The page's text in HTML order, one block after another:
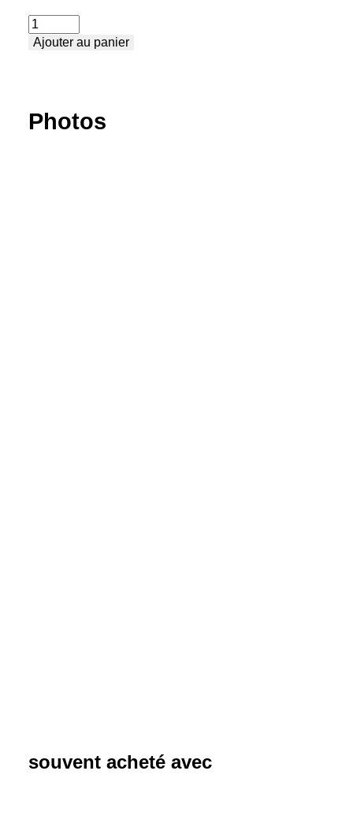
quantité
de
soudure
Ajouter au panier
Photos
souvent acheté avec